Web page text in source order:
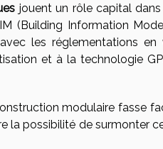
jouent un rôle capital
(Building Information
les réglementations en
et à la technologie
modulaire fasse
la possibilité de surmonter